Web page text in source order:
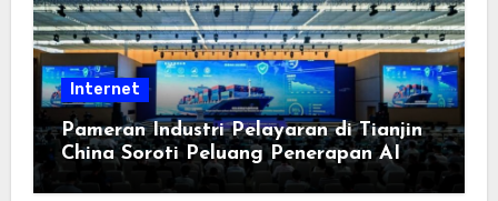
Internet
Pameran Industri Pelayaran di Tianjin
China Soroti Peluang Penerapan AI